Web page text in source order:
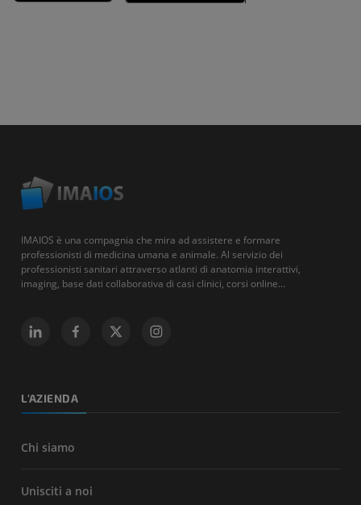
IMAIOS è una compagnia che mira ad assistere e formare
professionisti di medicina umana e animale. Al servizio dei
professionisti sanitari attraverso atlanti di anatomia interattivi,
imaging, base dati collaborativa di casi clinici, corsi online...
L'AZIENDA
Chi siamo
Unisciti a noi